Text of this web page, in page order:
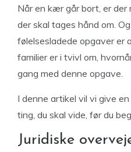
Når en kær går bort, er der
der skal tages hånd om.
følelsesladede opgaver er
familier er i tvivl om,
gang med denne opgave.
I denne artikel vil vi give
ting, du skal vide, før du
Juridiske